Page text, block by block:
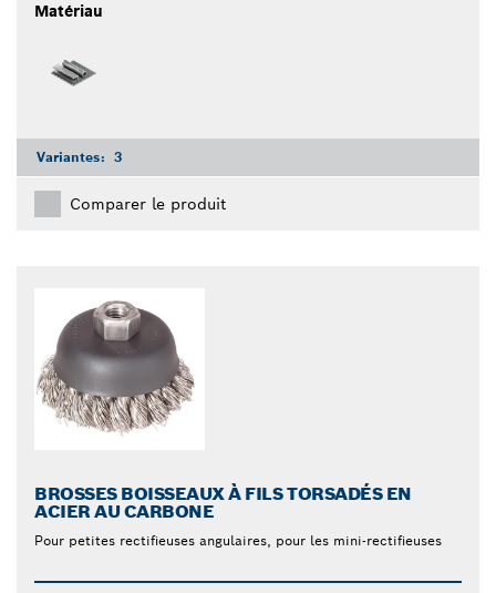
Matériau
Variantes: 3
Comparer le produit
BROSSES BOISSEAUX À FILS TORSADÉS EN
ACIER AU CARBONE
Pour petites rectifieuses angulaires, pour les mini-rectifieuses